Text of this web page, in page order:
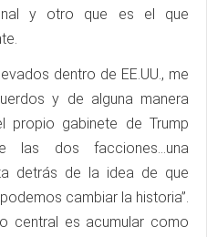
y otro que es el que
dentro de EE.UU., me
y de alguna manera
propio gabinete de Trump
las dos facciones…una
detrás de la idea de que
cambiar la historia”.
central es acumular como